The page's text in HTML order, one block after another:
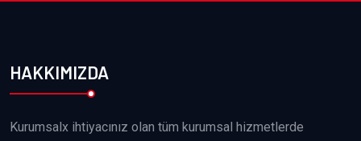
HAKKIMIZDA
Kurumsalx ihtiyacınız olan tüm kurumsal hizmetlerde